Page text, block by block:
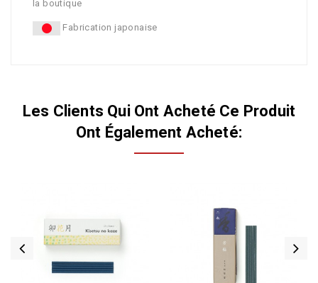
la boutique
Fabrication japonaise
Les Clients Qui Ont Acheté Ce Produit
Ont Également Acheté: